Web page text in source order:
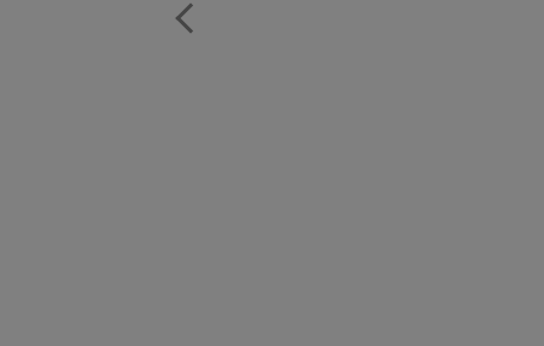
Previous